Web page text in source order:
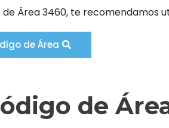
Área 3460, te recomendamos
de Área
de